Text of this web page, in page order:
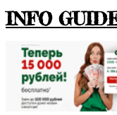
INFO